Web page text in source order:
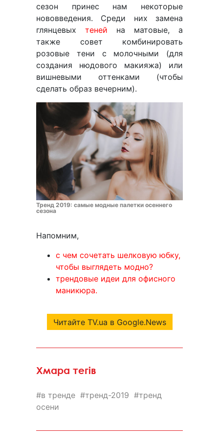
сезон принес нам некоторые
нововведения. Среди них замена
глянцевых теней на матовые, а
также совет комбинировать
розовые тени с молочными (для
создания нюдового макияжа) или
вишневыми оттенками (чтобы
сделать образ вечерним).
Тренд 2019: самые модные палетки осеннего
сезона
Напомним,
с чем сочетать шелковую юбку,
чтобы выглядеть модно?
трендовые идеи для офисного
маникюра.
Читайте TV.ua в Google.News
Хмара тегів
в тренде тренд-2019
тренд
осени